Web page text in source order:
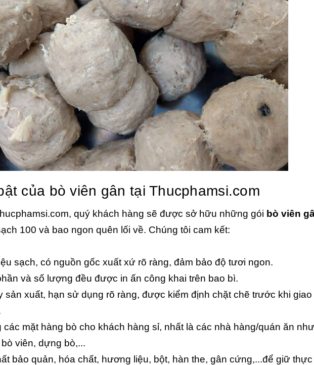
của bò viên gân tại Thucphamsi.com
quý khách hàng sẽ được sở hữu những gói bò viên
100 và bao ngon quên lối về. Chúng tôi cam kết:
sạch, có nguồn gốc xuất xứ rõ ràng, đảm bảo độ tươi ngon.
và số lượng đều được in ấn công khai trên bao bì.
sản xuất, hạn sử dụng rõ ràng, được kiểm định chặt chẽ trước khi giao
các mặt hàng bò cho khách hàng sỉ, nhất là các nhà hàng/quán ăn
viên, dựng bò,...
bảo quản, hóa chất, hương liệu, bột, hàn the, gân cứng,...để giữ